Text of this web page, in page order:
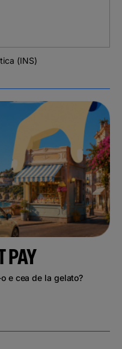
(INS)
PAY
e cea de la gelato?